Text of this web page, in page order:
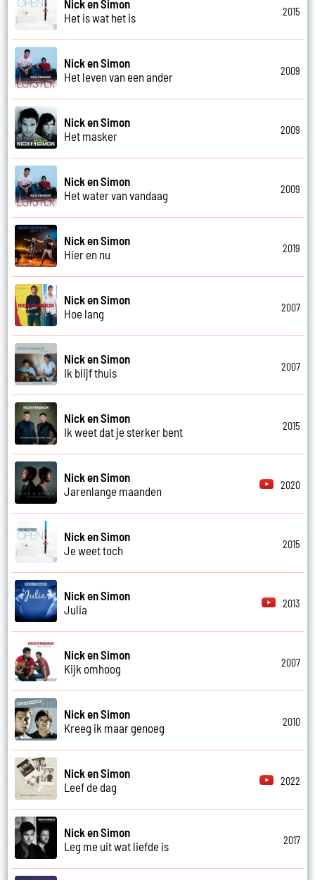
Nick en Simon
Het is wat het is
2015
Nick en Simon
Het leven van een ander
2009
Nick en Simon
Het masker
2009
Nick en Simon
Het water van vandaag
2009
Nick en Simon
Hier en nu
2019
Nick en Simon
Hoe lang
2007
Nick en Simon
Ik blijf thuis
2007
Nick en Simon
Ik weet dat je sterker bent
2015
Nick en Simon
Jarenlange maanden
2020
Nick en Simon
Je weet toch
2015
Nick en Simon
Julia
2013
Nick en Simon
Kijk omhoog
2007
Nick en Simon
Kreeg ik maar genoeg
2010
Nick en Simon
Leef de dag
2022
Nick en Simon
Leg me uit wat liefde is
2017